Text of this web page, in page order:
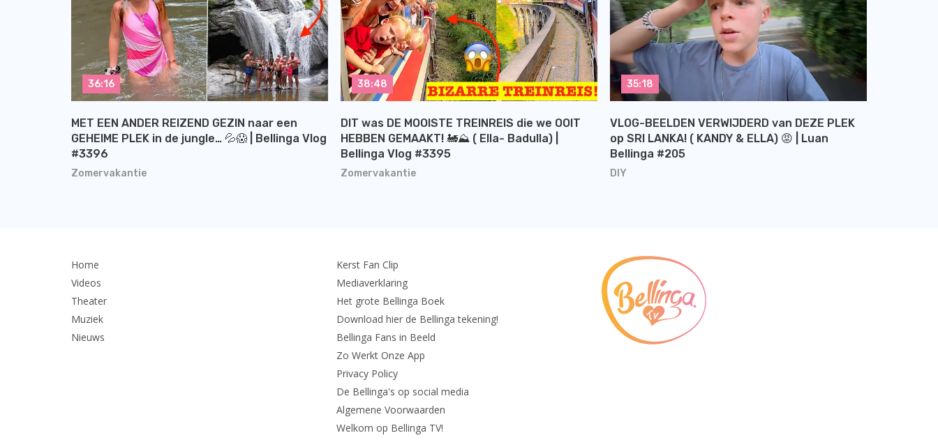
Zomervakantie
MET EEN ANDER REIZEND GEZIN naar een
GEHEIME PLEK in de jungle… 💦😱 | Bellinga Vlog
#3396
36:16
Zomervakantie
DIT was DE MOOISTE TREINREIS die we OOIT
HEBBEN GEMAAKT! 🚂⛰️ ( Ella- Badulla) |
Bellinga Vlog #3395
38:48
DIY
VLOG-BEELDEN VERWIJDERD van DEZE PLEK
op SRI LANKA! ( KANDY & ELLA) 😡 | Luan
Bellinga #205
35:18
Home
Videos
Theater
Muziek
Nieuws
Kerst Fan Clip
Mediaverklaring
Het grote Bellinga Boek
Download hier de Bellinga tekening!
Bellinga Fans in Beeld
Zo Werkt Onze App
Privacy Policy
De Bellinga's op social media
Algemene Voorwaarden
Welkom op Bellinga TV!